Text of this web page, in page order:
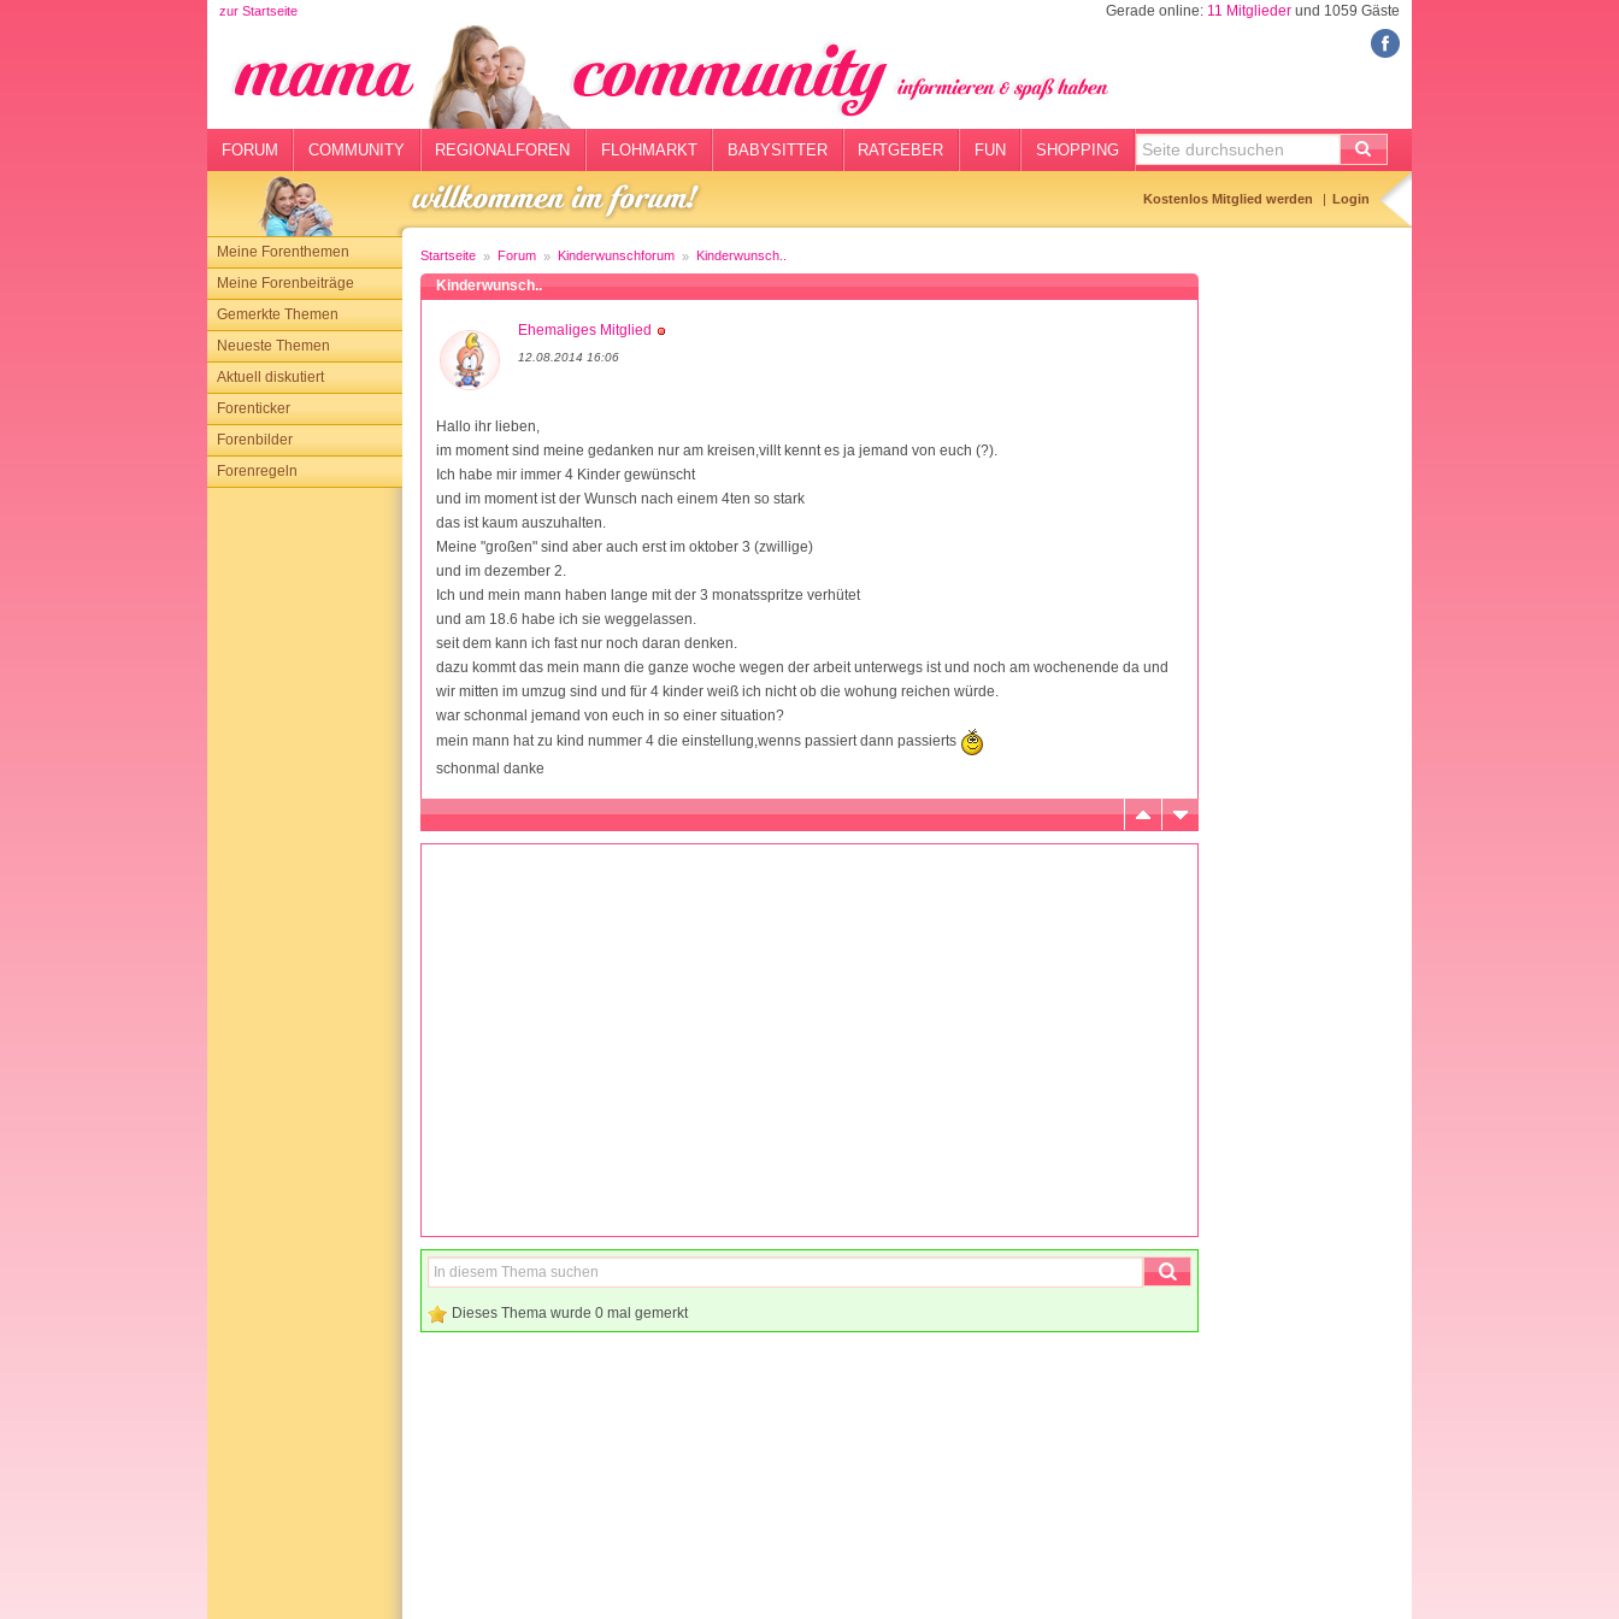
zur Startseite Gerade online: 11 Mitglieder und 1059 Gäste
FORUM COMMUNITY REGIONALFOREN FLOHMARKT BABYSITTER RATGEBER FUN SHOPPING
Kostenlos Mitglied werden Login
Meine Forenthemen
Meine Forenbeiträge
Gemerkte Themen
Neueste Themen
Aktuell diskutiert
Forenticker
Forenbilder
Forenregeln
Startseite Forum Kinderwunschforum Kinderwunsch..
Kinderwunsch..
Ehemaliges Mitglied
12.08.2014 16:06
Hallo ihr lieben,
im moment sind meine gedanken nur am kreisen,villt kennt es ja jemand von euch (?).
Ich habe mir immer 4 Kinder gewünscht
und im moment ist der Wunsch nach einem 4ten so stark
das ist kaum auszuhalten.
Meine "großen" sind aber auch erst im oktober 3 (zwillige)
und im dezember 2.
Ich und mein mann haben lange mit der 3 monatsspritze verhütet
und am 18.6 habe ich sie weggelassen.
seit dem kann ich fast nur noch daran denken.
dazu kommt das mein mann die ganze woche wegen der arbeit unterwegs ist und noch am wochenende da und
wir mitten im umzug sind und für 4 kinder weiß ich nicht ob die wohung reichen würde.
war schonmal jemand von euch in so einer situation?
mein mann hat zu kind nummer 4 die einstellung,wenns passiert dann passierts
schonmal danke
Dieses Thema wurde 0 mal gemerkt